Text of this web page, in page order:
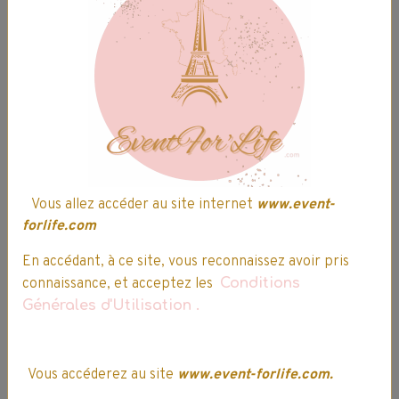
L’ Oréal - Elsève -
Hyaluron Repulp -
Shampooing Ré-
Hydratant - 72H -
250mL
Détails
L’ Oréal - Elsève -
Shampooing Color
- Vive - 500mL
1 vote.
Indisponible
Détails
Vous allez accéder au site internet www.event-
forlife.com
En accédant, à ce site, vous reconnaissez avoir pris
connaissance, et acceptez les Conditions
Générales d'Utilisation .
Vous accéderez au site www.event-forlife.com.